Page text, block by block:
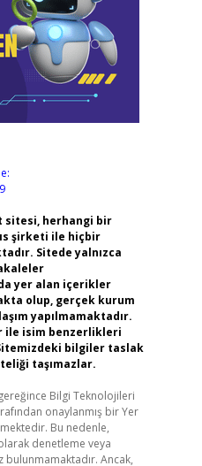
sitesi, herhangi bir
şirketi ile hiçbir
Sitede yalnızca
yer alan içerikler
olup, gerçek kurum
yapılmamaktadır.
ile isim benzerlikleri
bilgiler taslak
taşımazlar.
Bilgi Teknolojileri
onaylanmış bir Yer
Bu nedenle,
denetleme veya
bulunmamaktadır. Ancak,